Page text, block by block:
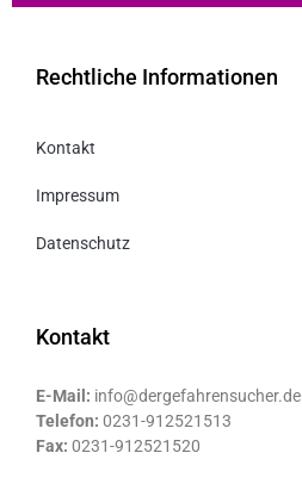
Rechtliche Informationen
Kontakt
Impressum
Datenschutz
Kontakt
E-Mail: info@dergefahrensucher.de
Telefon: 0231-912521513
Fax: 0231-912521520